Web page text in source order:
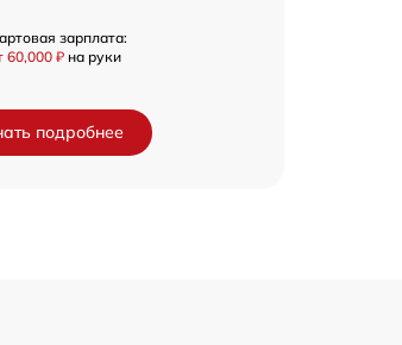
зарплата:
60,000 ₽ на руки
подробнее